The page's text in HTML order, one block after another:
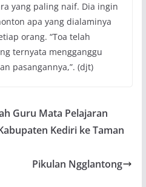
yang paling naif. Dia ingin
apa yang dialaminya
orang. “Toa telah
ternyata mengganggu
pasangannya,”. (djt)
Guru Mata Pelajaran
Kediri ke Taman
Pikulan Ngglantong